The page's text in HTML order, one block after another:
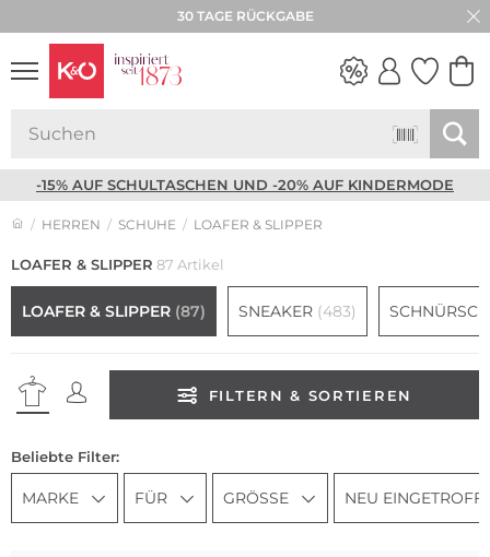
★★★★★ 4,8 / 5,0 STERNE
30 TAGE RÜCKGABE
-15% AUF SCHULTASCHEN UND -20% AUF KINDERMODE
HERREN SCHUHE LOAFER & SLIPPER
LOAFER & SLIPPER 87 Artikel
LOAFER & SLIPPER (87) SNEAKER (483)
FILTERN & SORTIEREN
Beliebte Filter:
MARKE FÜR GRÖSSE NEU